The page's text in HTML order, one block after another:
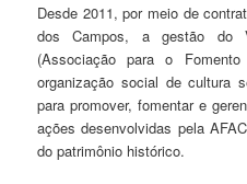
Desde 2011, por meio de
dos Campos, a gestão do
(Associação para o
organização social de cultura
para promover, fomentar e
ações desenvolvidas pela
do patrimônio histórico.